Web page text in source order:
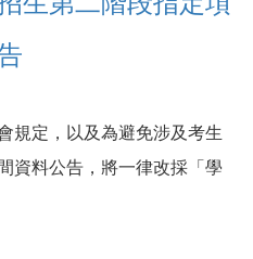
規定，以及為避免涉及考生
資料公告，將一律改採「學